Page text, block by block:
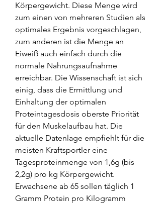
Körpergewicht. Diese Menge wird
zum einen von mehreren Studien als
optimales Ergebnis vorgeschlagen,
zum anderen ist die Menge an
Eiweiß auch einfach durch die
normale Nahrungsaufnahme
erreichbar. Die Wissenschaft ist sich
einig, dass die Ermittlung und
Einhaltung der optimalen
Proteintagesdosis oberste Priorität
für den Muskelaufbau hat. Die
aktuelle Datenlage empfiehlt für die
meisten Kraftsportler eine
Tagesproteinmenge von 1,6g (bis
2,2g) pro kg Körpergewicht.
Erwachsene ab 65 sollen täglich 1
Gramm Protein pro Kilogramm